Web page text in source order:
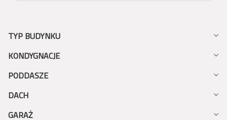
TYP BUDYNKU
KONDYGNACJE
PODDASZE
DACH
GARAŻ